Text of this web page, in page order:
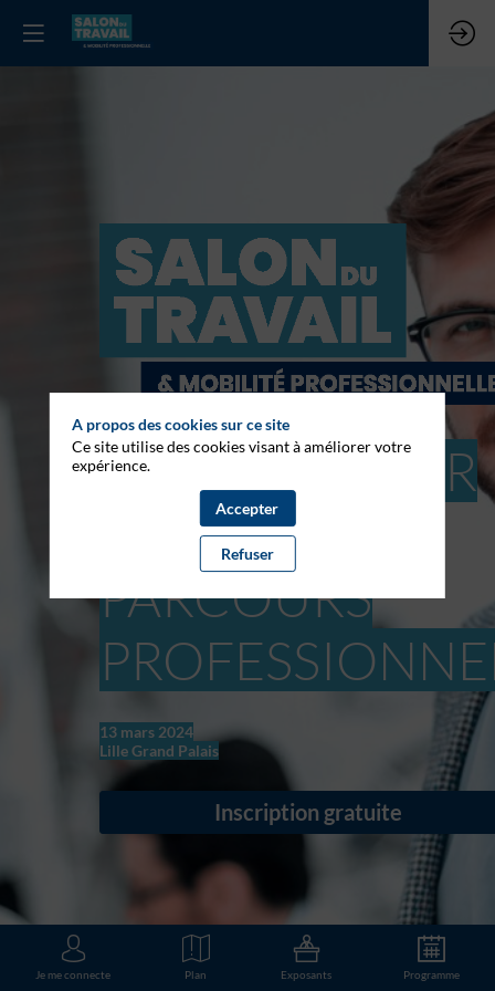
SOYEZ ACTEUR
DE VOTRE
PARCOURS
13 mars 2024
Lille Grand Palais
Inscription gratuite
Je me connecte Plan Exposants Programme
A propos des cookies sur ce site
Ce site utilise des cookies visant à améliorer votre
expérience.
Accepter
Refuser